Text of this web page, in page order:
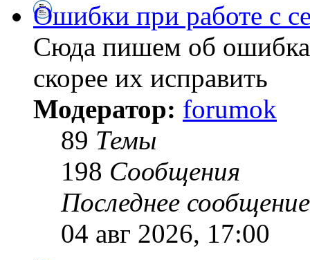
Ошибки при работе с
Сюда пишем об
скорее их исправить
Модератор: forumok
89 Темы
198 Сообщения
Последнее сообщение
04 авг 2026, 17:00